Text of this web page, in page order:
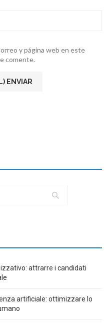
y página web en este
comente.
attrarre i candidati
artificiale: ottimizzare lo